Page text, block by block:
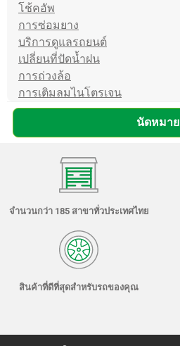
โช้คอัพ
การซ่อมยาง
บริการดูแลรถยนต์
เปลี่ยนที่ปัดน้ำฝน
การถ่วงล้อ
การเติมลมไนโตรเจน
นัดหมาย
จำนวนกว่า 185 สาขาทั่วประเทศไทย
สินค้าที่ดีที่สุดสำหรับรถของคุณ